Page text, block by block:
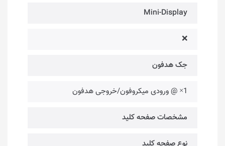
Mini-Display
❌
جک هدفون
1× @ ورودی میکروفون/خروجی هدفون
مشخصات صفحه کلید